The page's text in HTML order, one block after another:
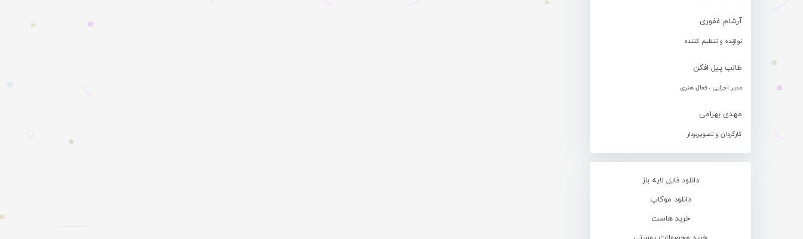
آرشام غفوری
نوازنده و تنظیم کننده
طالب پیل افکن
مدیر اجرایی ، فعال هنری
مهدی بهرامی
کارگردان و تصویربردار
دانلود فایل لایه باز
دانلود موکاپ
خرید هاست